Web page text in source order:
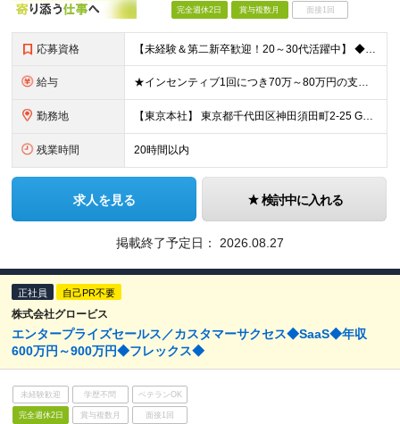
完全週休2日 賞与複数月 面接1回
応募資格 【未経験＆第二新卒歓迎！20～30代活躍中】 ◆学歴不問 ◆社会人経験が1年以上ある方（職種・業種は不問） ◆普通自動車免許（AT限定可）必須 ＼こんな方をお待ちしています／ ・当社のビジョンに共感
給与 ★インセンティブ1回につき70万～80万円の支給実績も！ ■月給30万円～40万円＋賞与（インセンティブ）年2回 ※上記には、固定残業代（月30時間分／54,800円～73,000円）を含んでいます
勤務地 【東京本社】 東京都千代田区神田須田町2-25 GYB秋葉原11F ※変更の範囲：上記を除く当社関連勤務地（東京都千代田区及び大阪営業所）
残業時間 20時間以内
求人を見る 検討中に入れる
掲載終了予定日： 2026.08.27
正社員 自己PR不要
株式会社グロービス
エンタープライズセールス／カスタマーサクセス◆SaaS◆年収
600万円～900万円◆フレックス◆
未経験歓迎 学歴不問 ベテランOK
完全週休2日 賞与複数月 面接1回